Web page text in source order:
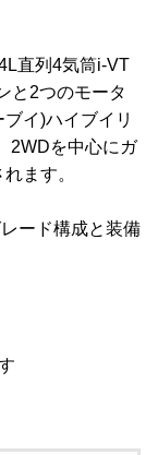
直列4気筒i-VT
と2つのモータ
イ)ハイブイリ
2WDを中心にガ
ます。
ード構成と装備